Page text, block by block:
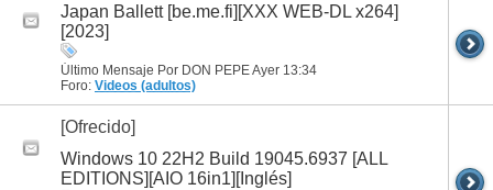
Japan Ballett [be.me.fi][XXX WEB-DL x264]
[2023]
Último Mensaje Por DON PEPE Ayer 13:34
Foro: Videos (adultos)
[Ofrecido]
Windows 10 22H2 Build 19045.6937 [ALL
EDITIONS][AIO 16in1][Inglés]